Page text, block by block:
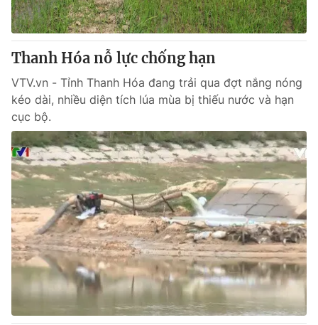
Sản phẩm
Thị trường
Lịch phát sóng
Chuyên mục khác
Emagazine
Photo Infographic
Video Shorts video
VTV Money VTV Thể thao
VTV Sức khoẻ Bất động sản
Thanh Hóa nỗ lực chống hạn
VTV.vn - Tỉnh Thanh Hóa đang trải qua đợt nắng nóng
kéo dài, nhiều diện tích lúa mùa bị thiếu nước và hạn
cục bộ.